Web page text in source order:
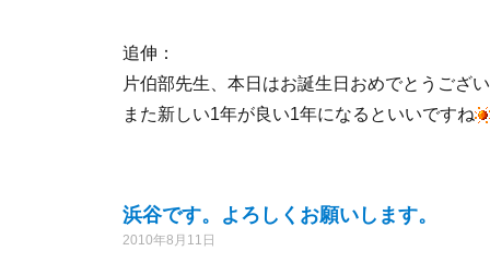
追伸：
片伯部先生、本日はお誕生日おめでとうござ
また新しい1年が良い1年になるといいですね
浜谷です。よろしくお願いします。
2010年8月11日